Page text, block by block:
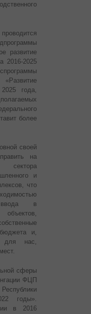
развитие
2016-2025
года,
более
своей
на
сектора
и
что
ввода в
и,
для нас,
сферы
ФЦП
годы».
в 2016